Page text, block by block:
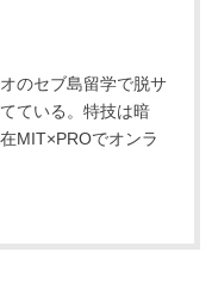
のセブ島留学で脱サ
ている。特技は暗
MIT×PROでオンラ